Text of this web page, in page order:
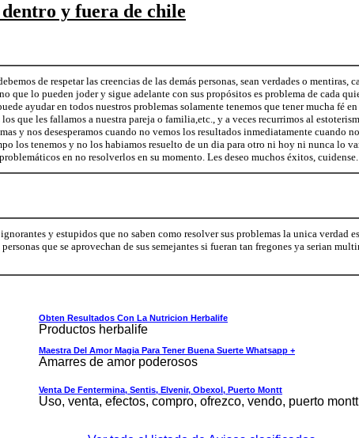
y fuera de chile
de respetar las creencias de las demás personas, sean verdades o
que lo pueden joder y sigue adelante con sus propósitos es problema de cada
ayudar en todos nuestros problemas solamente tenemos que tener mucha fé
los que les fallamos a nuestra pareja o familia,etc., y a veces recurrimos al
y nos desesperamos cuando no vemos los resultados inmediatamente cuando
los tenemos y no los habiamos resuelto de un dia para otro ni hoy ni nunca lo
en no resolverlos en su momento. Les deseo muchos éxitos, cuidense.
y estupidos que no saben como resolver sus problemas la unica verdad
que se aprovechan de sus semejantes si fueran tan fregones ya serian
Obten Resultados Con La Nutricion Herbalife
Productos herbalife
Maestra Del Amor Magia Para Tener Buena Suerte Whatsapp +
Amarres de amor poderosos
Venta De Fentermina, Sentis, Elvenir, Obexol, Puerto Montt
Uso, venta, efectos, compro, ofrezco, vendo, puerto montt